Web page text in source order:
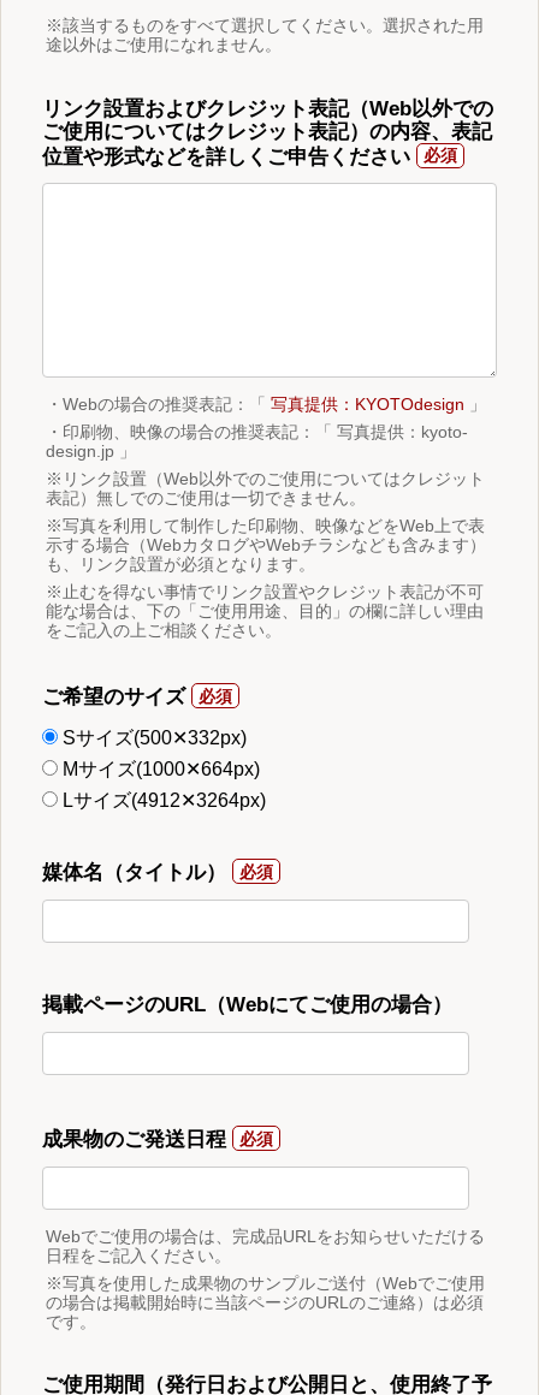
※該当するものをすべて選択してください。選択された用
途以外はご使用になれません。
リンク設置およびクレジット表記（Web以外での
ご使用についてはクレジット表記）の内容、表記
位置や形式などを詳しくご申告ください
・Webの場合の推奨表記：「 写真提供：KYOTOdesign 」
・印刷物、映像の場合の推奨表記：「 写真提供：kyoto-
design.jp 」
※リンク設置（Web以外でのご使用についてはクレジット
表記）無しでのご使用は一切できません。
※写真を利用して制作した印刷物、映像などをWeb上で表
示する場合（WebカタログやWebチラシなども含みます）
も、リンク設置が必須となります。
※止むを得ない事情でリンク設置やクレジット表記が不可
能な場合は、下の「ご使用用途、目的」の欄に詳しい理由
をご記入の上ご相談ください。
ご希望のサイズ
Sサイズ(500✕332px)
Mサイズ(1000✕664px)
Lサイズ(4912✕3264px)
媒体名（タイトル）
掲載ページのURL（Webにてご使用の場合）
成果物のご発送日程
Webでご使用の場合は、完成品URLをお知らせいただける
日程をご記入ください。
※写真を使用した成果物のサンプルご送付（Webでご使用
の場合は掲載開始時に当該ページのURLのご連絡）は必須
です。
ご使用期間（発行日および公開日と、使用終了予